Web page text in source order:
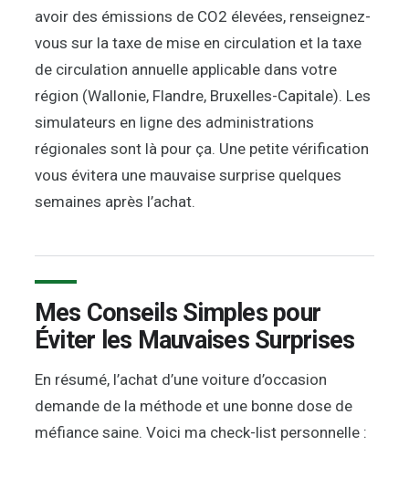
avoir des émissions de CO2 élevées, renseignez-
vous sur la taxe de mise en circulation et la taxe
de circulation annuelle applicable dans votre
région (Wallonie, Flandre, Bruxelles-Capitale). Les
simulateurs en ligne des administrations
régionales sont là pour ça. Une petite vérification
vous évitera une mauvaise surprise quelques
semaines après l’achat.
Mes Conseils Simples pour
Éviter les Mauvaises Surprises
En résumé, l’achat d’une voiture d’occasion
demande de la méthode et une bonne dose de
méfiance saine. Voici ma check-list personnelle :